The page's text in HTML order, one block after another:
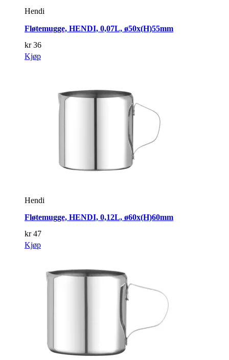
Hendi
Fløtemugge, HENDI, 0,07L, ø50x(H)55mm
kr36
Kjøp
Hendi
Fløtemugge, HENDI, 0,12L, ø60x(H)60mm
kr47
Kjøp